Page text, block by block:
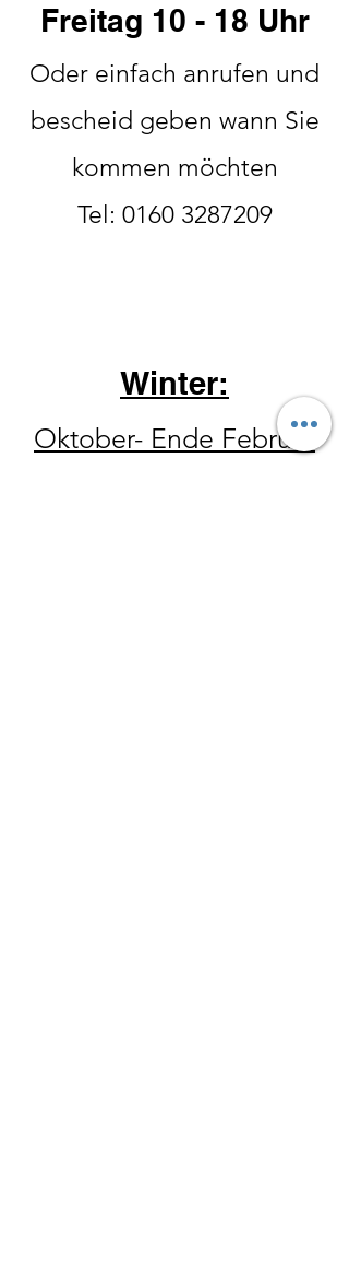
Freitag 10 - 18 Uhr
Oder einfach anrufen und
bescheid geben wann Sie
kommen möchten
Tel: 0160 3287209
Winter:
Oktober- Ende Februar